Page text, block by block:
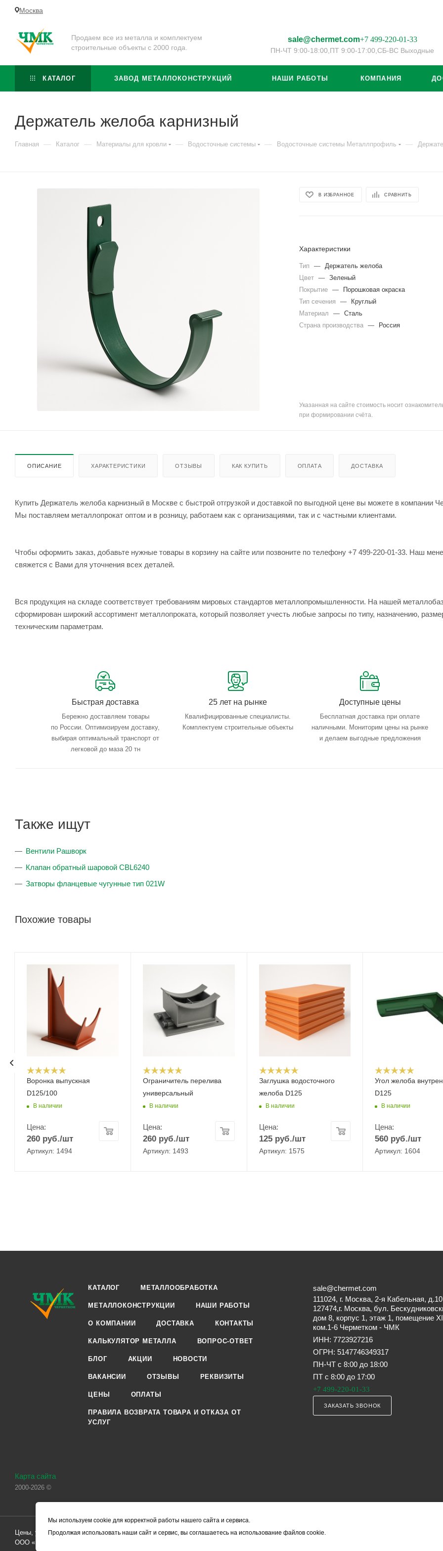
Москва
Продаем все из металла и комплектуем
строительные объекты с 2000 года.
sale@chermet.com+7 499-220-01-33
ПН-ЧТ 9:00-18:00, ПТ 9:00-17:00, СБ-ВС Выходные
КАТАЛОГ ЗАВОД МЕТАЛЛОКОНСТРУКЦИЙ НАШИ РАБОТЫ КОМПАНИЯ
Держатель желоба карнизный
Главная — Каталог — Материалы для кровли — Водосточные системы — Водосточные системы Металлпрофиль —
В ИЗБРАННОЕ СРАВНИТЬ
Характеристики
Тип —
Держатель желоба
Цвет
—
Зеленый
Покрытие
—
Порошковая окраска
Тип сечения
—
Круглый
Материал
—
Сталь
Страна производства
— Россия
Указанная на сайте стоимость носит
при формировании счёта.
ОПИСАНИЕ ХАРАКТЕРИСТИКИ ОТЗЫВЫ КАК КУПИТЬ ОПЛАТА ДОСТАВКА
Купить Держатель желоба карнизный в Москве с быстрой отгрузкой и доставкой по выгодной цене вы можете в компании
Мы поставляем металлопрокат оптом и в розницу, работаем как с организациями, так и с частными клиентами.
Чтобы оформить заказ, добавьте нужные товары в корзину на сайте или позвоните по телефону +7 499-220-01-33. Наш
свяжется с Вами для уточнения всех деталей.
Вся продукция на складе соответствует требованиям мировых стандартов металлопромышленности. На нашей
сформирован широкий ассортимент металлопроката, который позволяет учесть любые запросы по типу, назначению,
техническим параметрам.
Быстрая доставка
Бережно доставляем товары
по России. Оптимизируем доставку,
выбирая оптимальный транспорт от
легковой до маза 20 тн
25 лет на рынке
Квалифицированные специалисты.
Комплектуем строительные объекты
Доступные цены
Бесплатная доставка при оплате
наличными. Мониторим цены на рынке
и делаем выгодные предложения
Также ищут
Вентили Рашворк
Клапан обратный шаровой CBL6240
Затворы фланцевые чугунные тип 021W
Похожие товары
Воронка выпускная
D125/100
В наличии
Цена:
260 руб./шт
Артикул: 1494
Ограничитель перелива
универсальный
В наличии
Цена:
260руб./шт
Артикул: 1493
Заглушка водосточного
желоба D125
В наличии
Цена:
125руб./шт
Артикул: 1575
Угол желоба
D125
В наличии
Цена:
560 руб./шт
Артикул: 1604
КАТАЛОГ МЕТАЛЛООБРАБОТКА
МЕТАЛЛОКОНСТРУКЦИИ НАШИ РАБОТЫ
О КОМПАНИИ ДОСТАВКА КОНТАКТЫ
КАЛЬКУЛЯТОР МЕТАЛЛА ВОПРОС-ОТВЕТ
БЛОГ АКЦИИ НОВОСТИ
ВАКАНСИИ ОТЗЫВЫ РЕКВИЗИТЫ
ЦЕНЫ ОПЛАТЫ
ПРАВИЛА ВОЗВРАТА ТОВАРА И ОТКАЗА ОТ
УСЛУГ
sale@chermet.com
111024, г. Москва, 2-я Кабельная, д.10
127474,г. Москва, бул.
дом 8, корпус 1, этаж 1, помещение
ком.1-6 Черметком - ЧМК
ИНН: 7723927216
ОГРН: 5147746349317
ПН-ЧТ с 8:00 до 18:00
ПТ с 8:00 до 17:00
+7 499-220-01-33
ЗАКАЗАТЬ ЗВОНОК
Карта сайта
2000-2026 ©
Цены, указанные на сайте, носят справочный характер и не являются офертой (в соответствии со ст. 435 ГК РФ). Они могут изменяться в
ООО «ЧЕРМЕТ.КОМ» по заключению Договора. Окончательная стоимость товара формируется менеджером и уточняется вместе со сроками
Мы используем cookie для корректной работы нашего сайта и сервиса.
Продолжая использовать наши сайт и сервис, вы соглашаетесь на использование файлов cookie.